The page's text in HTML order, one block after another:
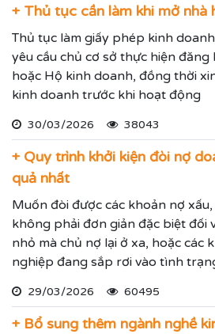
+ Thủ tục cần làm khi mở nhà
Thủ tục làm giấy phép kinh
yêu cầu chủ cơ sở thực hiện
hoặc Hộ kinh doanh, đồng thời
kinh doanh trước khi hoạt động
30/03/2026 38043
+ Quy trình khởi kiện đòi nợ
quả nhất
Muốn đòi được các khoản nợ
không phải đơn giản đặc biệt đối
nhỏ mà chủ nợ lại ở xa, hoặc các
nghiệp đang sắp rơi vào tình
quyết các tranh chấp kinh tế hiệu
thực hiện các yêu cầu mà Quý vị
29/03/2026 60495
+ Bổ sung thêm ngành nghề